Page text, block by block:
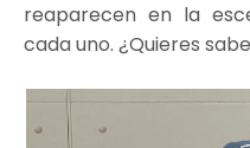
reaparecen en la
cada uno. ¿Quieres